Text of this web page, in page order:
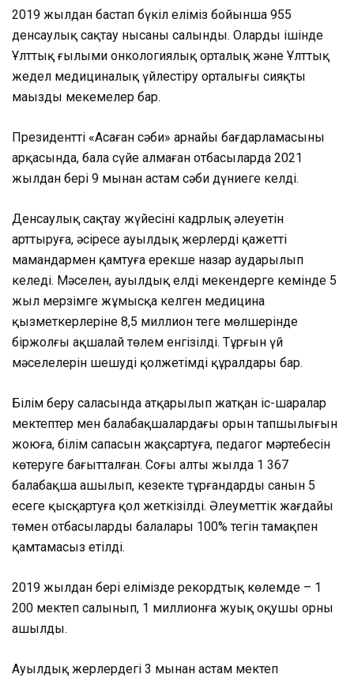
2019 жылдан бастап бүкіл еліміз бойынша 955
денсаулық сақтау нысаны салынды. Олардың ішінде
Ұлттық ғылыми онкологиялық орталық және Ұлттық
жедел медициналық үйлестіру орталығы сияқты
маңызды мекемелер бар.
Президенттің «Аңсаған сәби» арнайы бағдарламасының
арқасында, бала сүйе алмаған отбасыларда 2021
жылдан бері 9 мыңнан астам сәби дүниеге келді.
Денсаулық сақтау жүйесінің кадрлық әлеуетін
арттыруға, әсіресе ауылдық жерлерді қажетті
мамандармен қамтуға ерекше назар аударылып
келеді. Мәселен, ауылдық елді мекендерге кемінде 5
жыл мерзімге жұмысқа келген медицина
қызметкерлеріне 8,5 миллион теңге мөлшерінде
біржолғы ақшалай төлем енгізілді. Тұрғын үй
мәселелерін шешудің қолжетімді құралдары бар.
Білім беру саласында атқарылып жатқан іс-шаралар
мектептер мен балабақшалардағы орын тапшылығын
жоюға, білім сапасын жақсартуға, педагог мәртебесін
көтеруге бағытталған. Соңғы алты жылда 1 367
балабақша ашылып, кезекте тұрғандардың санын 5
есеге қысқартуға қол жеткізілді. Әлеуметтік жағдайы
төмен отбасылардың балалары 100% тегін тамақпен
қамтамасыз етілді.
2019 жылдан бері елімізде рекордтық көлемде – 1
200 мектеп салынып, 1 миллионға жуық оқушы орны
ашылды.
Ауылдық жерлердегі 3 мыңнан астам мектеп